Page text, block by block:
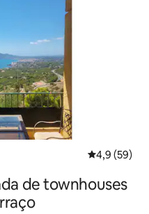
4,9 de uma
4,9 (59)
de townhouses